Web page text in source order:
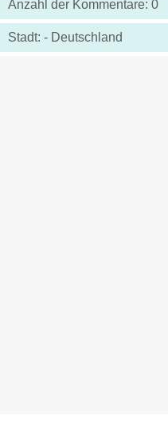
Anzahl der Kommentare: 0
Stadt: - Deutschland